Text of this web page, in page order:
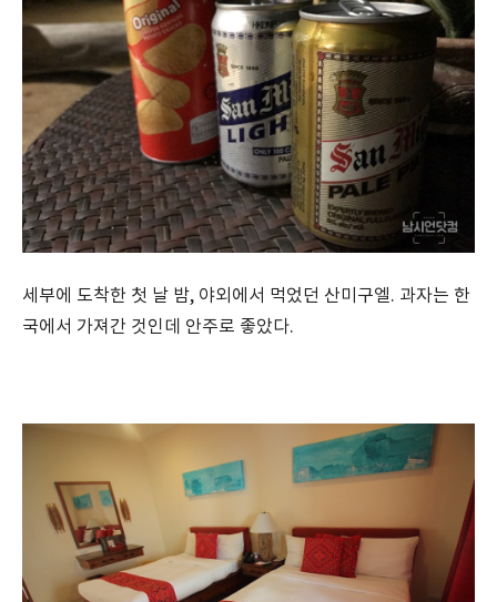
세부에 도착한 첫 날 밤, 야외에서 먹었던 산미구엘. 과자는 한
국에서 가져간 것인데 안주로 좋았다.